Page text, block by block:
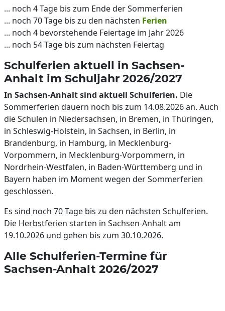
... noch 4 Tage bis zum Ende der Sommerferien
... noch 70 Tage bis zu den nächsten Ferien
... noch 4 bevorstehende Feiertage im Jahr 2026
... noch 54 Tage bis zum nächsten Feiertag
Schulferien aktuell in Sachsen-
Anhalt im Schuljahr 2026/2027
In Sachsen-Anhalt sind aktuell Schulferien. Die
Sommerferien dauern noch bis zum 14.08.2026 an. Auch
die Schulen in Niedersachsen, in Bremen, in Thüringen,
in Schleswig-Holstein, in Sachsen, in Berlin, in
Brandenburg, in Hamburg, in Mecklenburg-
Vorpommern, in Mecklenburg-Vorpommern, in
Nordrhein-Westfalen, in Baden-Württemberg und in
Bayern haben im Moment wegen der Sommerferien
geschlossen.
Es sind noch 70 Tage bis zu den nächsten Schulferien.
Die Herbstferien starten in Sachsen-Anhalt am
19.10.2026 und gehen bis zum 30.10.2026.
Alle Schulferien-Termine für
Sachsen-Anhalt 2026/2027